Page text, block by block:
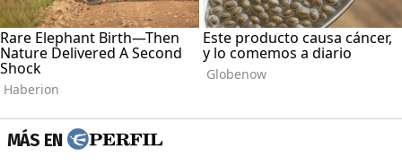
MÁS EN